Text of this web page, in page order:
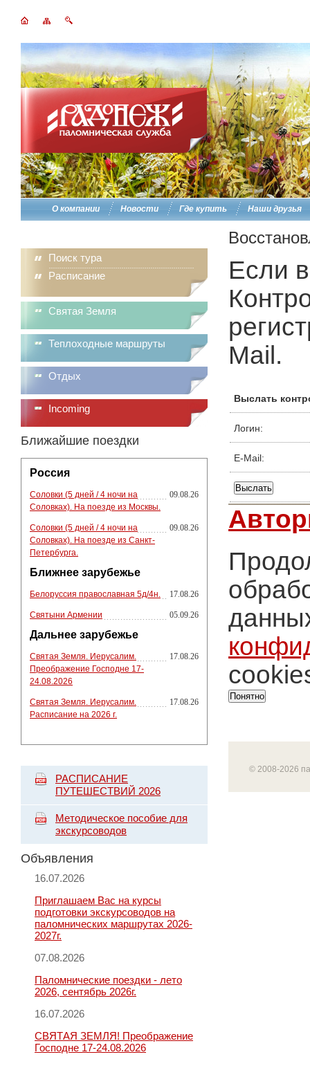
О компании Новости Где купить Наши друзья
Поиск тура
Расписание
Святая Земля
Теплоходные маршруты
Отдых
Incoming
Ближайшие поездки
Россия
Соловки (5 дней / 4 ночи на
Соловках). На поезде из Москвы.
09.08.26
Соловки (5 дней / 4 ночи на
Соловках). На поезде из Санкт-
Петербурга.
09.08.26
Ближнее зарубежье
Белоруссия православная 5д/4н. 17.08.26
Святыни Армении 05.09.26
Дальнее зарубежье
Святая Земля. Иерусалим.
Преображение Господне 17-
24.08.2026
17.08.26
Святая Земля. Иерусалим.
Расписание на 2026 г.
17.08.26
РАСПИСАНИЕ
ПУТЕШЕСТВИЙ 2026
Методическое пособие для
экскурсоводов
Объявления
16.07.2026
Приглашаем Вас на курсы
подготовки экскурсоводов на
паломнических маршрутах 2026-
2027г.
07.08.2026
Паломнические поездки - лето
2026, сентябрь 2026г.
16.07.2026
СВЯТАЯ ЗЕМЛЯ! Преображение
Господне 17-24.08.2026
Если
Mail.
Выслать
Логин:
E-Mail:
Понятно
© 2008-2026